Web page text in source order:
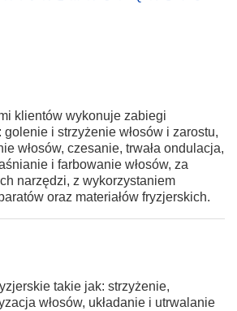
klientów wykonuje zabiegi
i strzyżenie włosów i zarostu,
włosów, czesanie, trwała ondulacja,
i farbowanie włosów, za
narzędzi, z wykorzystaniem
oraz materiałów fryzjerskich.
takie jak: strzyżenie,
włosów, układanie i utrwalanie